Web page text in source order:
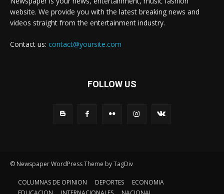
website. We provide you with the latest breaking news and
videos straight from the entertainment industry.
Contact us: contact@yoursite.com
FOLLOW US
© Newspaper WordPress Theme by TagDiv
COLUMNAS DE OPINION DEPORTES
ECONOMIA